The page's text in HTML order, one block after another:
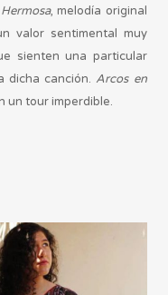
, melodía original
valor sentimental muy
sienten una particular
dicha canción. Arcos en
un tour imperdible.